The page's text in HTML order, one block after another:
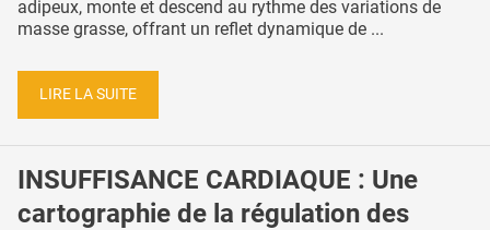
adipeux, monte et descend au rythme des variations de
masse grasse, offrant un reflet dynamique de ...
LIRE LA SUITE
INSUFFISANCE CARDIAQUE : Une
cartographie de la régulation des